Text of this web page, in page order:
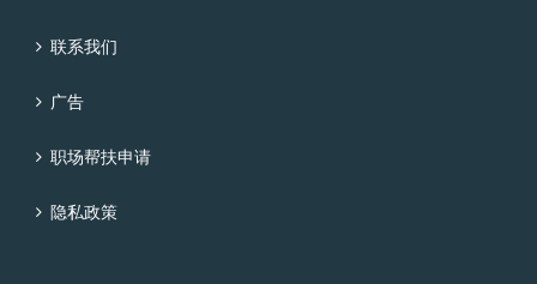
联系我们
广告
职场帮扶申请
隐私政策